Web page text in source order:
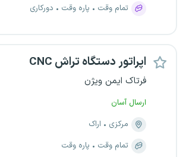
تمام وقت
پاره وقت دورکاری
اپراتور دستگاه تراش CNC
فرتاک ایمن ویژن
ارسال آسان
مرکزی
اراک
تمام وقت
پاره وقت